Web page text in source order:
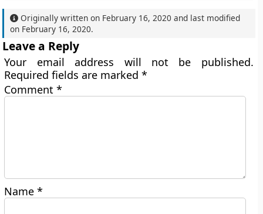
Originally written on February 16, 2020 and last modified
on February 16, 2020.
Leave a Reply
Your email address will not be published.
Required fields are marked*
Comment*
Name*